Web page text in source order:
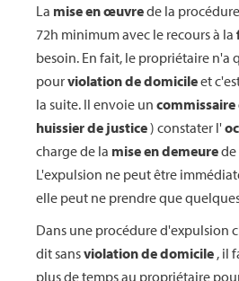
La mise en œuvrede la
72h minimum avec le recours à la
besoin. En fait, le propriétaire n'a
pourviolation de domicileet
la suite. Il envoie un
huissier de justice) constater l'
charge de la mise en demeurede
L'expulsion ne peut être
elle peut ne prendre que
Dans une procédure d'expulsion
dit sansviolation de domicile , il
plus de temps au propriétaire